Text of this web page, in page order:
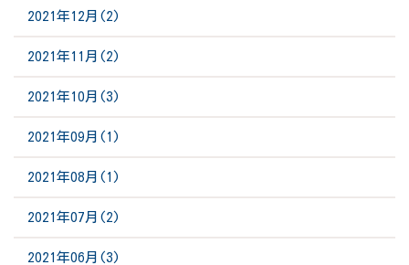
2021年12月(2)
2021年11月(2)
2021年10月(3)
2021年09月(1)
2021年08月(1)
2021年07月(2)
2021年06月(3)